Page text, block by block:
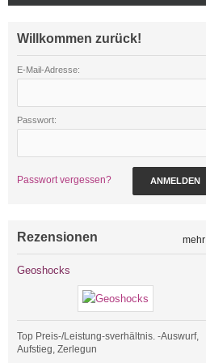
Willkommen zurück!
E-Mail-Adresse:
Passwort:
Passwort vergessen? ANMELDEN
Rezensionen mehr
Geoshocks
Top Preis-/Leistung-sverhältnis. -Auswurf,
Aufstieg, Zerlegun